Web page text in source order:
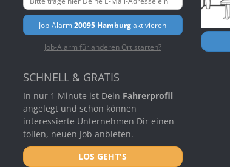
Job-Alarm20095 Hamburgaktivieren
Job-Alarm für anderen Ort starten?
SCHNELL & GRATIS
In nur 1 Minute ist Dein Fahrerprofil
angelegt und schon können
interessierte Unternehmen Dir einen
tollen, neuen Job anbieten.
LOS GEHT'S